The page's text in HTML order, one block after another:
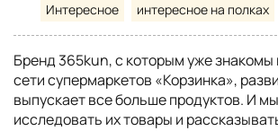
Интересное
интересное на полках
Бренд 365kun, с которым уже знакомы
сети супермаркетов «Корзинка»,
выпускает все больше продуктов. И
исследовать их товары и